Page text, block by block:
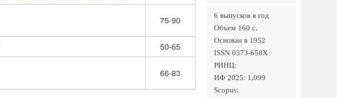
75-90
50-65
66-83
6 выпусков в год
Объем 160 c.
Основан в 1952
ISSN 0373-658X
РИНЦ:
ИФ 2025: 1,099
Scopus: